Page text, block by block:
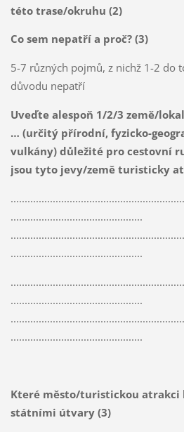
této trase/okruhu (2)
Co sem nepatří a proč? (3)
5-7 různých pojmů, z nichž 1-2 do
důvodu nepatří
Uveďte alespoň 1/2/3 země/
… (určitý přírodní, fyzicko-
vulkány) důležité pro cestovní
jsou tyto jevy/země turisticky
...............................................
...............................................
...............................................
...............................................
Které město/turistickou atrakci
státními útvary (3)